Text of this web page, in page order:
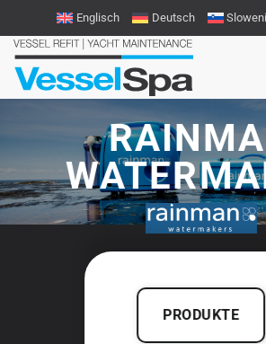
Inhalt
springen
Englisch Deutsch
PRODUKTE